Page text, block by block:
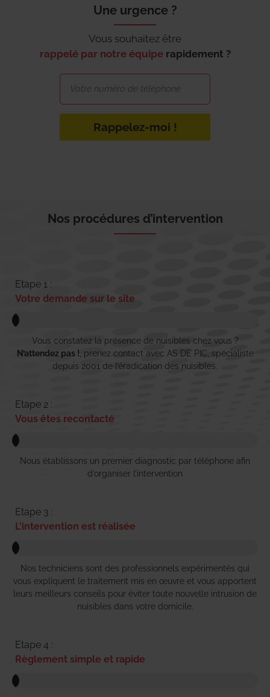
Une urgence ?
Vous souhaitez être
rappelé par notre équipe rapidement ?
Rappelez-moi !
Nos procédures d’intervention
Etape 1 :
Votre demande sur le site
Vous constatez la présence de nuisibles chez vous ?
N’attendez pas ! , prenez contact avec AS DE PIC, spécialiste
depuis 2001 de l’éradication des nuisibles.
Etape 2 :
Vous êtes recontacté
Nous établissons un premier diagnostic par téléphone afin
d’organiser l’intervention
Etape 3 :
L'intervention est réalisée
Nos techniciens sont des professionnels expérimentés qui
vous expliquent le traitement mis en œuvre et vous apportent
leurs meilleurs conseils pour éviter toute nouvelle intrusion de
nuisibles dans votre domicile.
Etape 4 :
Règlement simple et rapide